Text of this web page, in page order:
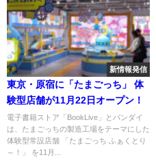
新情報発信
東京・原宿に「たまごっち」 体
験型店舗が11月22日オープン！
電子書籍ストア「BookLive」とバンダイ
は、たまごっちの製造工場をテーマにした
体験型常設店舗 「たまごっち ふぁくとり
～！」 を11月...